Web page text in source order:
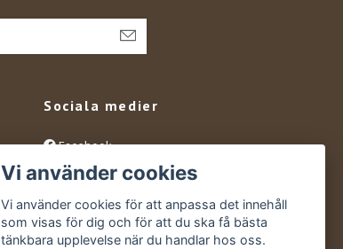
Sociala medier
Facebook
Instagram
YouTube
Vi använder cookies
Vi använder cookies för att anpassa det innehåll
som visas för dig och för att du ska få bästa
tänkbara upplevelse när du handlar hos oss.